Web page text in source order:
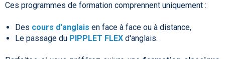
Ces programmes de formation comprennent uniquement :
Des cours d'anglais en face à face ou à distance,
Le passage du PIPPLET FLEX d'anglais.